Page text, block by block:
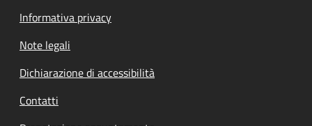
Informativa privacy
Note legali
Dichiarazione di accessibilità
Contatti